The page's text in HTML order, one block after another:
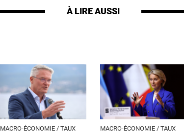
À LIRE AUSSI
MACRO-ÉCONOMIE / TAUX MACRO-ÉCONOMIE / TAUX